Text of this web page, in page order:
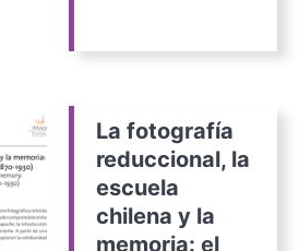
La fotografía
reduccional, la
escuela
chilena y la
memoria: el